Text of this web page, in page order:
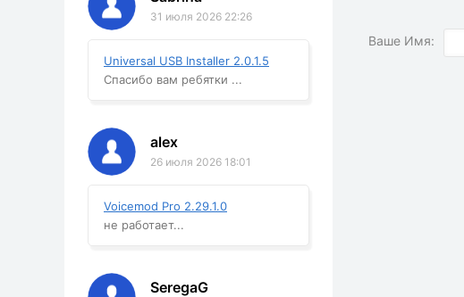
31 июля 2026 22:26
Universal USB Installer 2.0.1.5
Спасибо вам ребятки ...
alex
26 июля 2026 18:01
Voicemod Pro 2.29.1.0
не работает...
SeregaG
Ваше Имя: